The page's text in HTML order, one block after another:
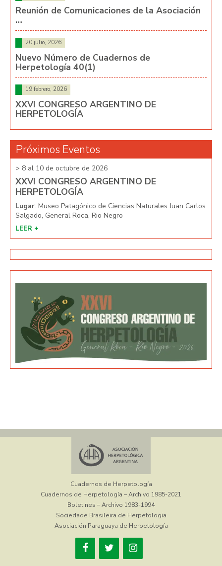
Reunión de Comunicaciones de la Asociación
…
20 julio, 2026
Nuevo Número de Cuadernos de
Herpetología 40(1)
19 febrero, 2026
XXVI CONGRESO ARGENTINO DE
HERPETOLOGÍA
Próximos Eventos
> 8 al 10 de octubre de 2026
XXVI CONGRESO ARGENTINO DE
HERPETOLOGÍA
Lugar: Museo Patagónico de Ciencias Naturales Juan Carlos
Salgado, General Roca, Rio Negro
LEER +
Cuadernos de Herpetología
Cuadernos de Herpetología – Archivo 1985-2021
Boletines – Archivo 1983-1994
Sociedade Brasileira de Herpetologia
Asociación Paraguaya de Herpetología